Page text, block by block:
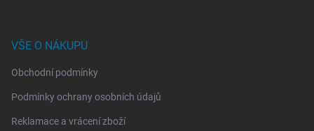
VŠE O NÁKUPU
Obchodní podmínky
Podmínky ochrany osobních údajů
Reklamace a vrácení zboží